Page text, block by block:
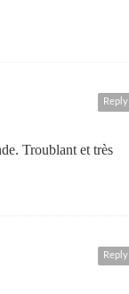
Reply
Troublant et très
Reply